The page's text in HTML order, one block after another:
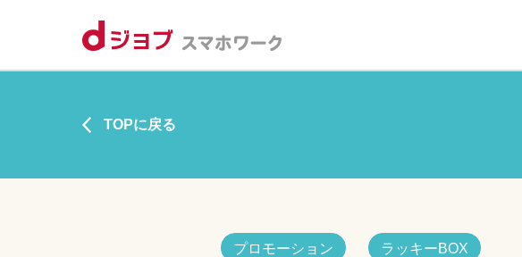
TOPに戻る
プロモーション ラッキーBOX